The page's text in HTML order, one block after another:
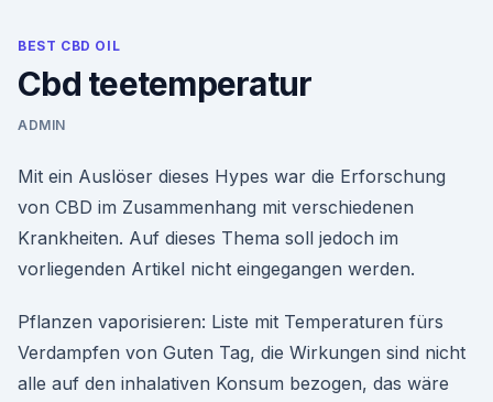
BEST CBD OIL
Cbd teetemperatur
ADMIN
Mit ein Auslöser dieses Hypes war die Erforschung
von CBD im Zusammenhang mit verschiedenen
Krankheiten. Auf dieses Thema soll jedoch im
vorliegenden Artikel nicht eingegangen werden.
Pflanzen vaporisieren: Liste mit Temperaturen fürs
Verdampfen von Guten Tag, die Wirkungen sind nicht
alle auf den inhalativen Konsum bezogen, das wäre